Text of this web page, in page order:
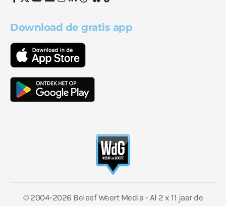
Download de gratis app
© 2004-2026 Beleef Weert Media - Al 2 x 11 jaar de